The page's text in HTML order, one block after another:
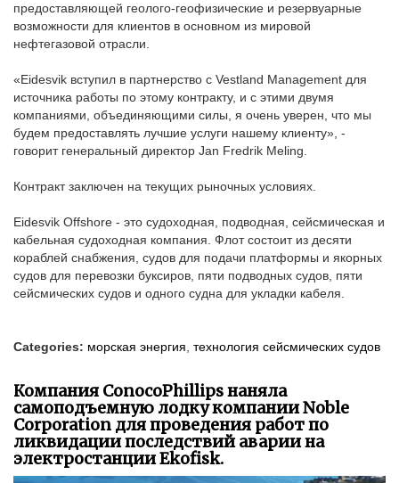
предоставляющей геолого-геофизические и резервуарные
возможности для клиентов в основном из мировой
нефтегазовой отрасли.
«Eidesvik вступил в партнерство с Vestland Management для
источника работы по этому контракту, и с этими двумя
компаниями, объединяющими силы, я очень уверен, что мы
будем предоставлять лучшие услуги нашему клиенту», -
говорит генеральный директор Jan Fredrik Meling.
Контракт заключен на текущих рыночных условиях.
Eidesvik Offshore - это судоходная, подводная, сейсмическая и
кабельная судоходная компания. Флот состоит из десяти
кораблей снабжения, судов для подачи платформы и якорных
судов для перевозки буксиров, пяти подводных судов, пяти
сейсмических судов и одного судна для укладки кабеля.
Categories: морская энергия технология сейсмических судов
Компания ConocoPhillips наняла
самоподъемную лодку компании Noble
Corporation для проведения работ по
ликвидации последствий аварии на
электростанции Ekofisk.